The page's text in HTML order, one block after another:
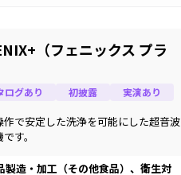
（フェニックス プラ
ログあり 初披露 実演あり
作で安定した洗浄を可能にした超音波
す。
製造・加工（その他食品）、衛生対